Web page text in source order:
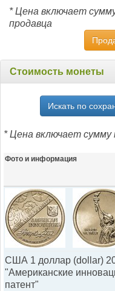
* Цена включает
продавца
Стоимость монеты
Искать по
* Цена включает сумму
Фото и информация
США 1 доллар (dollar)
"Американские
патент"